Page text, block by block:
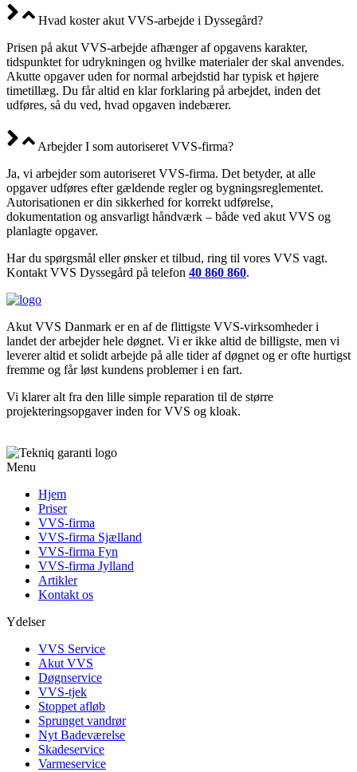
Hvad koster akut VVS-arbejde i Dyssegård?
Prisen på akut VVS-arbejde afhænger af opgavens karakter,
tidspunktet for udrykningen og hvilke materialer der skal anvendes.
Akutte opgaver uden for normal arbejdstid har typisk et højere
timetillæg. Du får altid en klar forklaring på arbejdet, inden det
udføres, så du ved, hvad opgaven indebærer.
Arbejder I som autoriseret VVS-firma?
Ja, vi arbejder som autoriseret VVS-firma. Det betyder, at alle
opgaver udføres efter gældende regler og bygningsreglementet.
Autorisationen er din sikkerhed for korrekt udførelse,
dokumentation og ansvarligt håndværk – både ved akut VVS og
planlagte opgaver.
Har du spørgsmål eller ønsker et tilbud, ring til vores VVS vagt.
Kontakt VVS Dyssegård på telefon 40 860 860.
Akut VVS Danmark er en af de flittigste VVS-virksomheder i
landet der arbejder hele døgnet. Vi er ikke altid de billigste, men vi
leverer altid et solidt arbejde på alle tider af døgnet og er ofte hurtigst
fremme og får løst kundens problemer i en fart.
Vi klarer alt fra den lille simple reparation til de større
projekteringsopgaver inden for VVS og kloak.
Menu
Hjem
Priser
VVS-firma
VVS-firma Sjælland
VVS-firma Fyn
VVS-firma Jylland
Artikler
Kontakt os
Ydelser
VVS Service
Akut VVS
Døgnservice
VVS-tjek
Stoppet afløb
Sprunget vandrør
Nyt Badeværelse
Skadeservice
Varmeservice